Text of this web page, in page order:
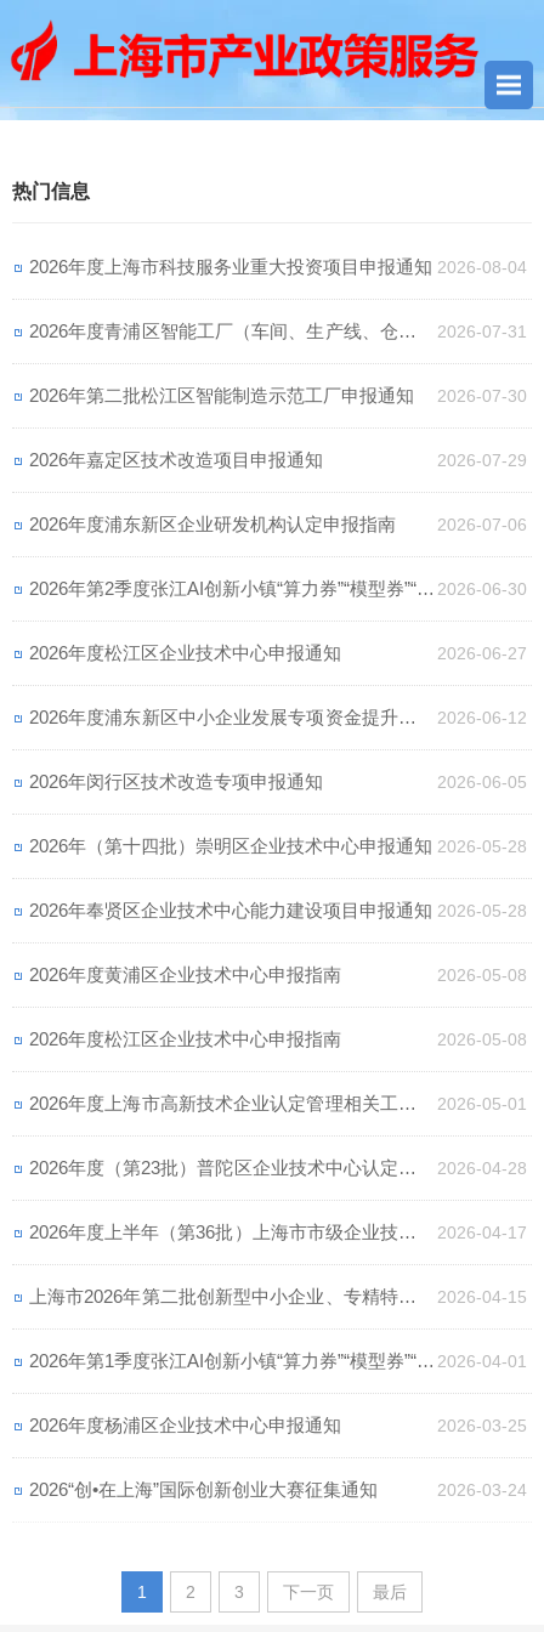
热门信息
2026年度上海市科技服务业重大投资项目申报通知 2026-08-04
2026年度青浦区智能工厂（车间、生产线、仓储） 2026-07-31
2026年第二批松江区智能制造示范工厂申报通知 2026-07-30
2026年嘉定区技术改造项目申报通知 2026-07-29
2026年度浦东新区企业研发机构认定申报指南 2026-07-06
2026年第2季度张江AI创新小镇“算力券”“模型券”“语 2026-06-30
2026年度松江区企业技术中心申报通知 2026-06-27
2026年度浦东新区中小企业发展专项资金提升企业 2026-06-12
2026年闵行区技术改造专项申报通知 2026-06-05
2026年（第十四批）崇明区企业技术中心申报通知 2026-05-28
2026年奉贤区企业技术中心能力建设项目申报通知 2026-05-28
2026年度黄浦区企业技术中心申报指南 2026-05-08
2026年度松江区企业技术中心申报指南 2026-05-08
2026年度上海市高新技术企业认定管理相关工作的 2026-05-01
2026年度（第23批）普陀区企业技术中心认定申报 2026-04-28
2026年度上半年（第36批）上海市市级企业技术中 2026-04-17
上海市2026年第二批创新型中小企业、专精特新中 2026-04-15
2026年第1季度张江AI创新小镇“算力券”“模型券”“语 2026-04-01
2026年度杨浦区企业技术中心申报通知 2026-03-25
2026“创•在上海”国际创新创业大赛征集通知 2026-03-24
1 2 3 下一页 最后